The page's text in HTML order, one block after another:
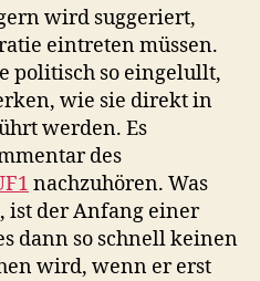
wird suggeriert,
eintreten müssen.
politisch so eingelullt,
wie sie direkt in
werden. Es
des
nachzuhören. Was
ist der Anfang einer
dann so schnell keinen
wird, wenn er erst